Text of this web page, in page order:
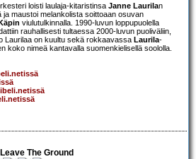
loisti laulaja-kitaristinsa Janne Laurilan
ja maustoi melankolista soittoaan osuvan
viulutulkinnalla. 1990-luvun loppupuolella
rauhallisesti tultaessa 2000-luvun puoliväliin,
Laurilaa on kuultu sekä rokkaavassa Laurila-
koko nimeä kantavalla suomenkielisellä soololla.
The Ground